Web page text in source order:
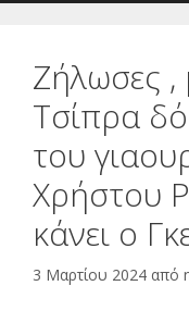
Ζήλωσες ,
Τσίπρα
του
Χρήστου
κάνει ο
3 Μαρτίου 2024 από